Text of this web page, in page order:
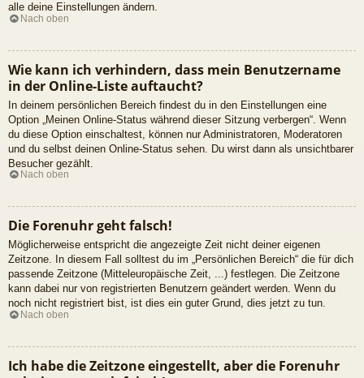
alle deine Einstellungen ändern.
Nach oben
Wie kann ich verhindern, dass mein Benutzername
in der Online-Liste auftaucht?
In deinem persönlichen Bereich findest du in den Einstellungen eine
Option „Meinen Online-Status während dieser Sitzung verbergen“. Wenn
du diese Option einschaltest, können nur Administratoren, Moderatoren
und du selbst deinen Online-Status sehen. Du wirst dann als unsichtbarer
Besucher gezählt.
Nach oben
Die Forenuhr geht falsch!
Möglicherweise entspricht die angezeigte Zeit nicht deiner eigenen
Zeitzone. In diesem Fall solltest du im „Persönlichen Bereich“ die für dich
passende Zeitzone (Mitteleuropäische Zeit, ...) festlegen. Die Zeitzone
kann dabei nur von registrierten Benutzern geändert werden. Wenn du
noch nicht registriert bist, ist dies ein guter Grund, dies jetzt zu tun.
Nach oben
Ich habe die Zeitzone eingestellt, aber die Forenuhr